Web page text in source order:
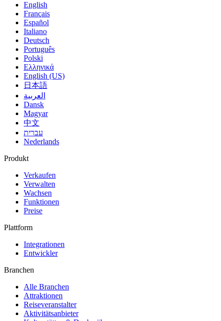
English
Français
Español
Italiano
Deutsch
Português
Polski
Ελληνικά
English (US)
日本語
العربية
Dansk
Magyar
中文
עברית
Nederlands
Produkt
Verkaufen
Verwalten
Wachsen
Funktionen
Preise
Plattform
Integrationen
Entwickler
Branchen
Alle Branchen
Attraktionen
Reiseveranstalter
Aktivitätsanbieter